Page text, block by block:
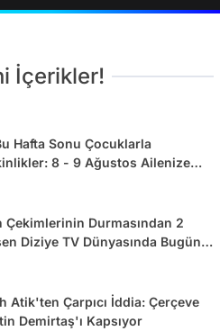
İçerikler!
Hafta Sonu Çocuklarla
8 - 9 Ağustos Ailenize
Çekimlerinin Durmasından 2
Diziye TV Dünyasında Bugün
Atik'ten Çarpıcı İddia: Çerçeve
Demirtaş'ı Kapsıyor